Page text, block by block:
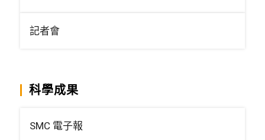
記者會
科學成果
SMC 電子報